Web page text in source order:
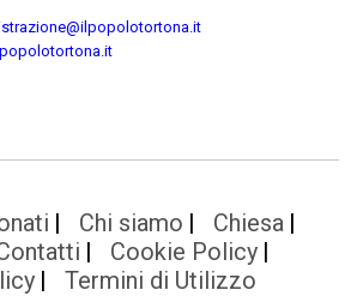
Chi siamo
Chiesa
Cookie Policy
Termini di Utilizzo